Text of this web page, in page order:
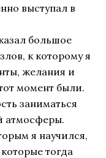
выступал в
большое
к которому я
желания и
момент были.
заниматься
атмосферы.
я научился,
тогда